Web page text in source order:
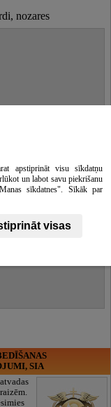
nozares
SIA
apstiprināt visu sīkdatņu
un labot savu piekrišanu
sīkdatnes". Sīkāk par
visas